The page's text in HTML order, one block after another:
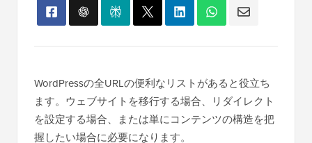
WordPressの全URLの便利なリストがあると役立ち
ます。ウェブサイトを移行する場合、リダイレクト
を設定する場合、または単にコンテンツの構造を把
握したい場合に必要になります。